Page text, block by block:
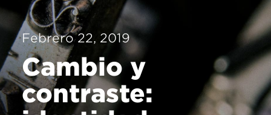
Servicios
El Pulso
Febrero 22, 2019
Cambio y
contraste: